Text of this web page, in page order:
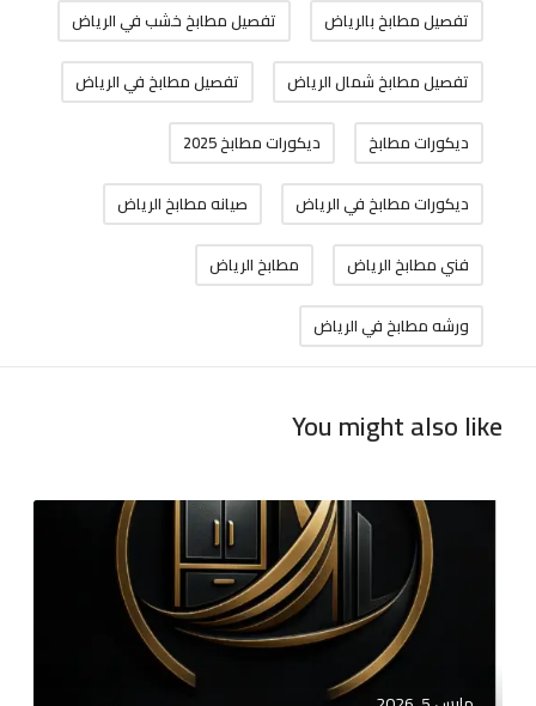
تفصيل مطابخ بالرياض تفصيل مطابخ خشب في الرياض
تفصيل مطابخ شمال الرياض تفصيل مطابخ في الرياض
ديكورات مطابخ ديكورات مطابخ 2025
ديكورات مطابخ في الرياض صيانه مطابخ الرياض
فني مطابخ الرياض مطابخ الرياض
ورشه مطابخ في الرياض
You might also like